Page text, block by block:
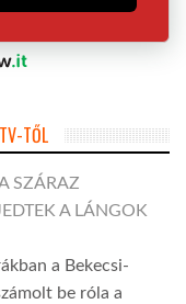
TŐL
SZÁRAZ
A LÁNGOK
a Bekecsi-
be róla a